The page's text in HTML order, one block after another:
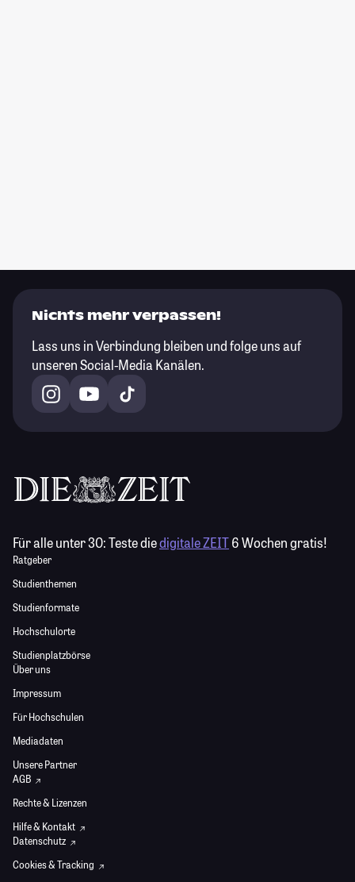
Nichts mehr verpassen!
Lass uns in Verbindung bleiben und folge uns auf
unseren Social-Media Kanälen.
Für alle unter 30:Teste diedigitale ZEIT6 Wochen gratis!
Ratgeber
Studienthemen
Studienformate
Hochschulorte
Studienplatzbörse
Über uns
Impressum
Für Hochschulen
Mediadaten
Unsere Partner
AGB
Rechte & Lizenzen
Hilfe & Kontakt
Datenschutz
Cookies & Tracking